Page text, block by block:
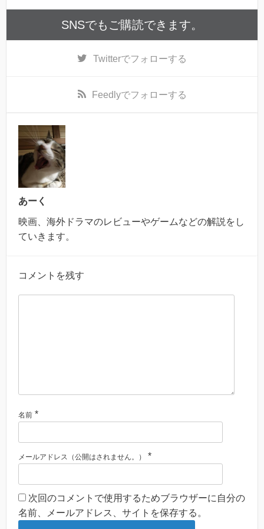
SNSでもご購読できます。
Twitterでフォローする
Feedlyでフォローする
あーく
映画、海外ドラマのレビューやゲームなどの解説をし
ていきます。
コメントを残す
名前 *
メールアドレス（公開はされません。） *
次回のコメントで使用するためブラウザーに自分の
名前、メールアドレス、サイトを保存する。